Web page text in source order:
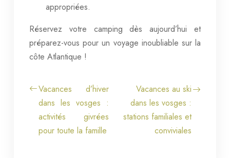
appropriées.
Réservez votre camping dès aujourd’hui et
préparez-vous pour un voyage inoubliable sur la
côte Atlantique !
Vacances d’hiver
dans les vosges :
activités givrées
pour toute la famille
Vacances au ski
dans les vosges :
stations familiales et
conviviales